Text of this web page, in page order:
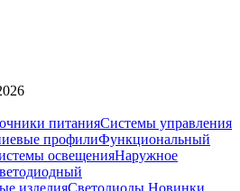
питанияСистемы управления
профилиФункциональный
освещенияНаружное
изделияСветодиоды Новинки